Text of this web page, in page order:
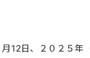
12日、２０２５年